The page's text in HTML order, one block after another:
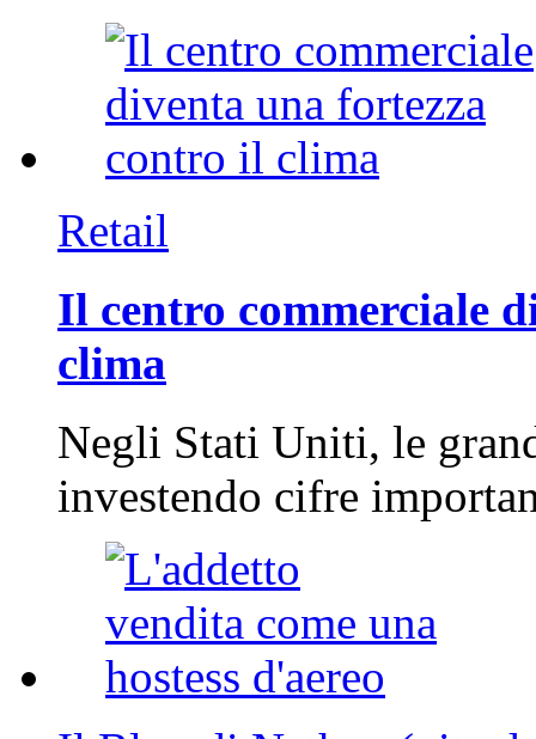
Retail
Il centro commerciale
clima
Negli Stati Uniti, le
investendo cifre